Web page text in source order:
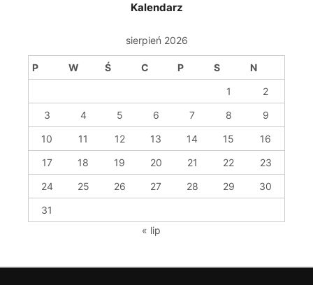
Kalendarz
sierpień 2026
P W Ś C P S
N
1
2
3
4 5 6 7 8
9
10
11 12 13 14 15
16
17
18 19 20 21 22
23
24
25 26 27 28 29
30
31
« lip